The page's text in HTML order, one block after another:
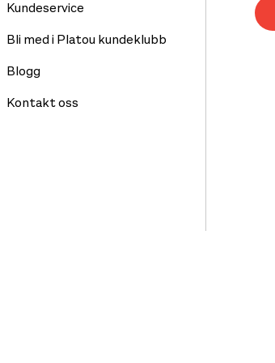
Kundeservice
Bli med i Platou kundeklubb
Blogg
Kontakt oss